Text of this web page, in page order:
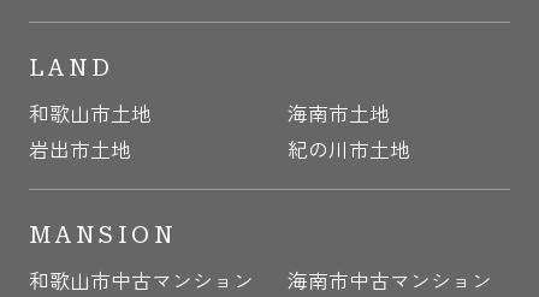
LAND
和歌山市土地
海南市土地
岩出市土地
紀の川市土地
MANSION
和歌山市中古マンション
海南市中古マンション